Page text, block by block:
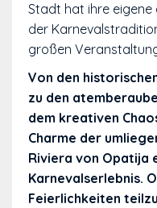
Stadt hat ihre
der
großen
Von den
zu den
dem kreativen
Charme der
Riviera von Opatija
Karnevalserlebnis.
Feierlichkeiten